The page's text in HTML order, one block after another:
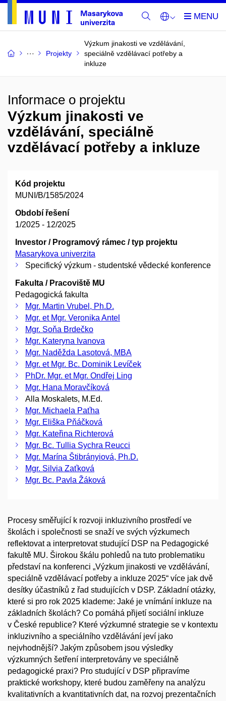
Projekty
Výzkum jinakosti ve vzdělávání,
speciálně vzdělávací potřeby a
inkluze
Informace o projektu
Výzkum jinakosti ve
vzdělávání, speciálně
vzdělávací potřeby a inkluze
Kód projektu
MUNI/B/1585/2024
Období řešení
1/2025 - 12/2025
Investor / Programový rámec / typ projektu
Masarykova univerzita
Specifický výzkum - studentské vědecké konference
Fakulta / Pracoviště MU
Pedagogická fakulta
Mgr. Martin Vrubel, Ph.D.
Mgr. et Mgr. Veronika Antel
Mgr. Soňa Brdečko
Mgr. Kateryna Ivanova
Mgr. Naděžda Lasotová, MBA
Mgr. et Mgr. Bc. Dominik Levíček
PhDr. Mgr. et Mgr. Ondřej Ling
Mgr. Hana Moravčíková
Alla Moskalets, M.Ed.
Mgr. Michaela Paťha
Mgr. Eliška Pňáčková
Mgr. Kateřina Richterová
Mgr. Bc. Tullia Sychra Reucci
Mgr. Marína Štibrányiová, Ph.D.
Mgr. Silvia Zaťková
Mgr. Bc. Pavla Žáková
Procesy směřující k rozvoji inkluzivního prostředí ve
školách i společnosti se snaží ve svých výzkumech
reflektovat a interpretovat studující DSP na Pedagogické
fakultě MU. Širokou škálu pohledů na tuto problematiku
představí na konferenci „Výzkum jinakosti ve vzdělávání,
speciálně vzdělávací potřeby a inkluze 2025“ více jak dvě
desítky účastníků z řad studujících v DSP. Základní otázky,
které si pro rok 2025 klademe: Jaké je vnímání inkluze na
základních školách? Co pomáhá přijetí sociální inkluze
v České republice? Které výzkumné strategie se v kontextu
inkluzivního a speciálního vzdělávání jeví jako
nejvhodnější? Jakým způsobem jsou výsledky
výzkumných šetření interpretovány ve speciálně
pedagogické praxi? Pro studující v DSP připravíme
praktické workshopy, které budou zaměřeny na analýzu
kvalitativních a kvantitativních dat, na rozvoj prezentačních